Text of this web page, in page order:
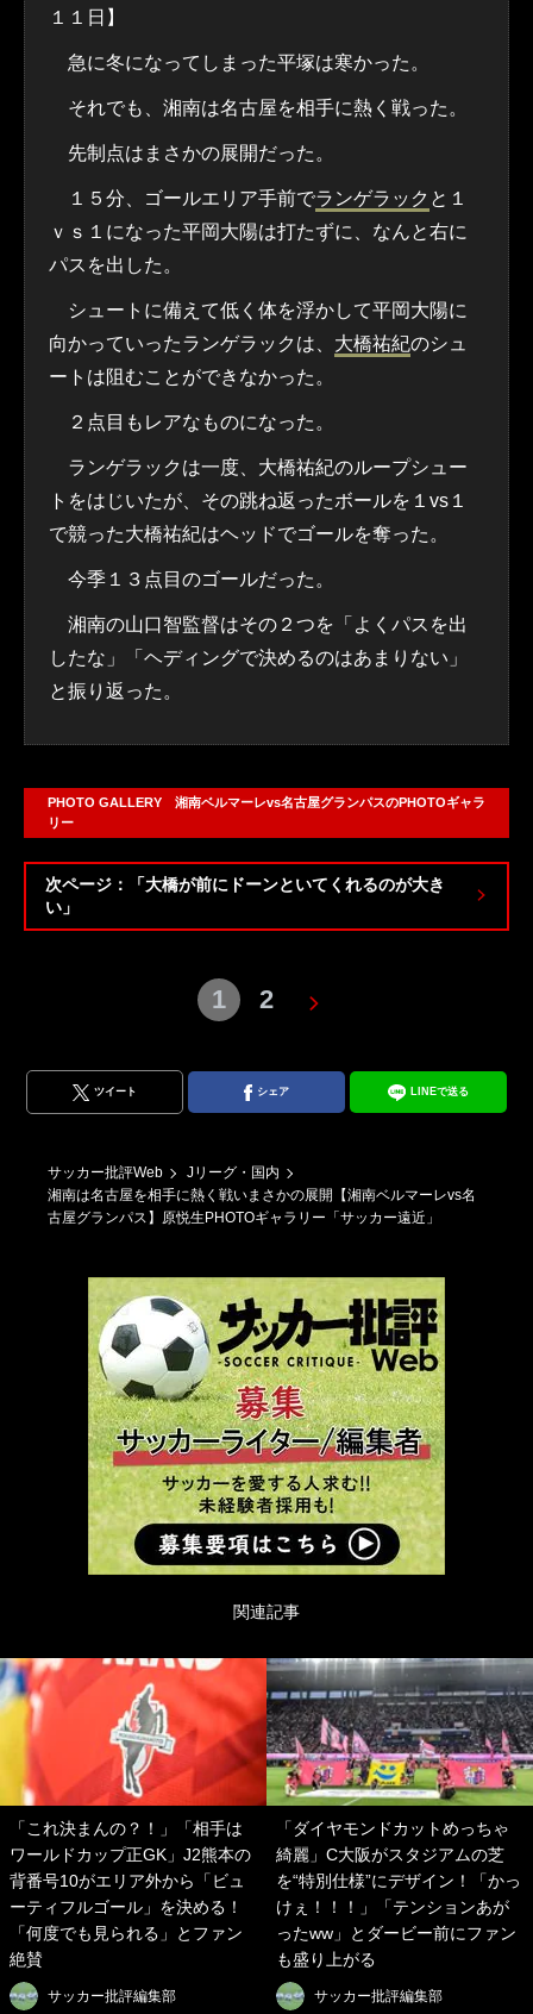
１１日】
急に冬になってしまった平塚は寒かった。
それでも、湘南は名古屋を相手に熱く戦った。
先制点はまさかの展開だった。
１５分、ゴールエリア手前でランゲラック と１
ｖｓ１になった平岡大陽は打たずに、なんと右に
パスを出した。
シュートに備えて低く体を浮かして平岡大陽に
向かっていったランゲラックは、 大橋祐紀のシュ
ートは阻むことができなかった。
２点目もレアなものになった。
ランゲラックは一度、大橋祐紀のループシュー
トをはじいたが、その跳ね返ったボールを１vs１
で競った大橋祐紀はヘッドでゴールを奪った。
今季１３点目のゴールだった。
湘南の山口智監督はその２つを「よくパスを出
したな」「ヘディングで決めるのはあまりない」
と振り返った。
PHOTO GALLERY 湘南ベルマーレvs名古屋グランパスのPHOTOギャラ
リー
次ページ：「大橋が前にドーンといてくれるのが大き
い」
1 2
ツイート シェア LINEで送る
サッカー批評Web
Jリーグ・国内
湘南は名古屋を相手に熱く戦いまさかの展開【湘南ベルマーレvs名
古屋グランパス】原悦生PHOTOギャラリー「サッカー遠近」
関連記事
「これ決まんの？！」「相手は
ワールドカップ正GK」J2熊本の
背番号10がエリア外から「ビュ
ーティフルゴール」を決める！
「何度でも見られる」とファン
絶賛
サッカー批評編集部
「ダイヤモンドカットめっちゃ
綺麗」C大阪がスタジアムの芝
を“特別仕様”にデザイン！「かっ
けぇ！！！」「テンションあが
ったww」とダービー前にファン
も盛り上がる
サッカー批評編集部